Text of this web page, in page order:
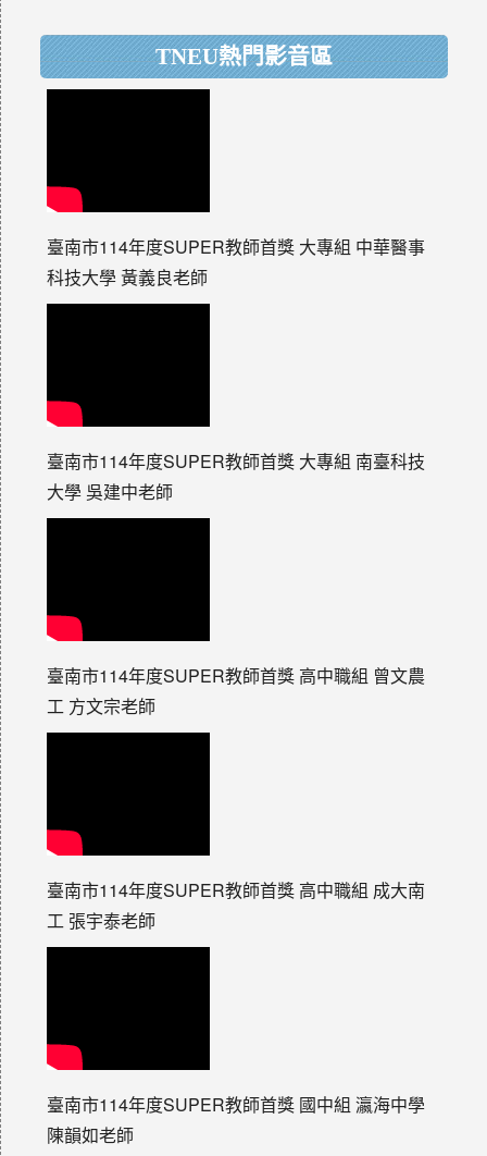
TNEU熱門影音區
臺南市114年度SUPER教師首獎 大專組 中華醫事
科技大學 黃義良老師
臺南市114年度SUPER教師首獎 大專組 南臺科技
大學 吳建中老師
臺南市114年度SUPER教師首獎 高中職組 曾文農
工 方文宗老師
臺南市114年度SUPER教師首獎 高中職組 成大南
工 張宇泰老師
臺南市114年度SUPER教師首獎 國中組 瀛海中學
陳韻如老師